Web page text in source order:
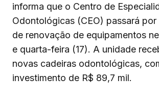
informa que o Centro de
Odontológicas (CEO) passará
de renovação de equipamentos
e quarta-feira (17). A unidade
novas cadeiras odontológicas,
investimento de R$ 89,7 mil.